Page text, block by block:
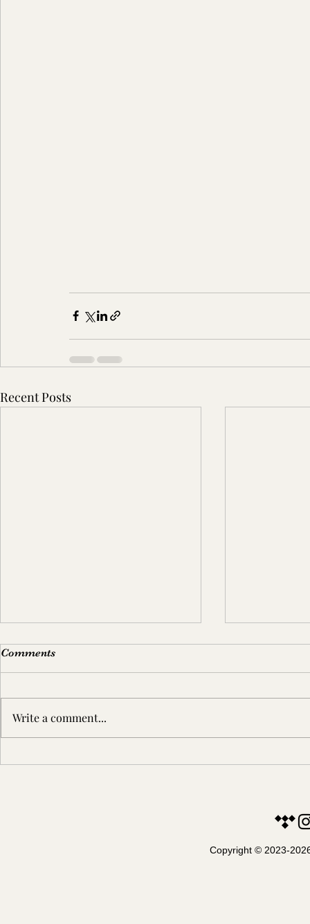
Recent Posts
Comments
Write a comment...
Copyright © 2023-